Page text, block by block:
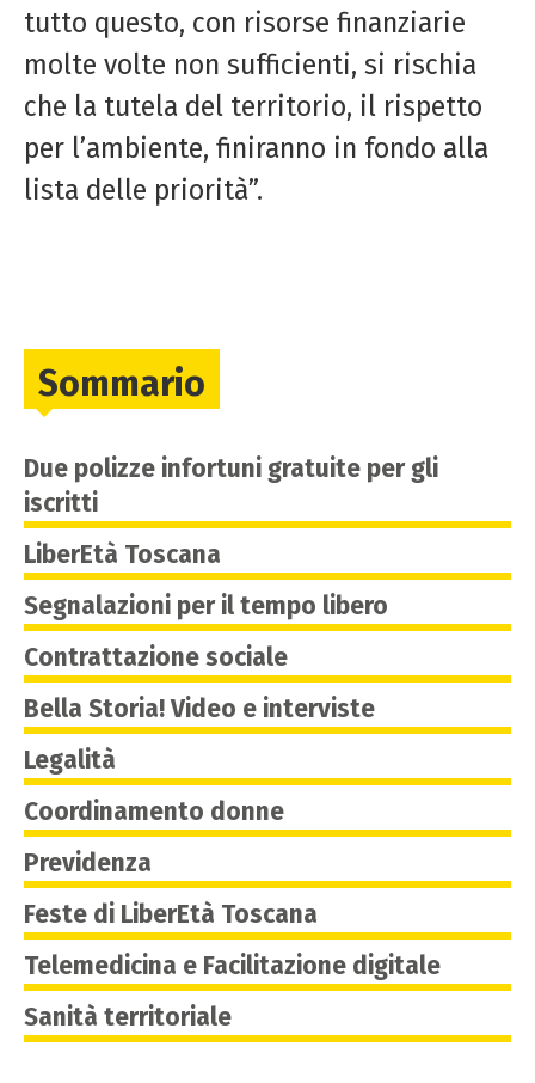
tutto questo, con risorse finanziarie
molte volte non sufficienti, si rischia
che la tutela del territorio, il rispetto
per l’ambiente, finiranno in fondo alla
lista delle priorità”.
Sommario
Due polizze infortuni gratuite per gli
iscritti
LiberEtà Toscana
Segnalazioni per il tempo libero
Contrattazione sociale
Bella Storia! Video e interviste
Legalità
Coordinamento donne
Previdenza
Feste di LiberEtà Toscana
Telemedicina e Facilitazione digitale
Sanità territoriale